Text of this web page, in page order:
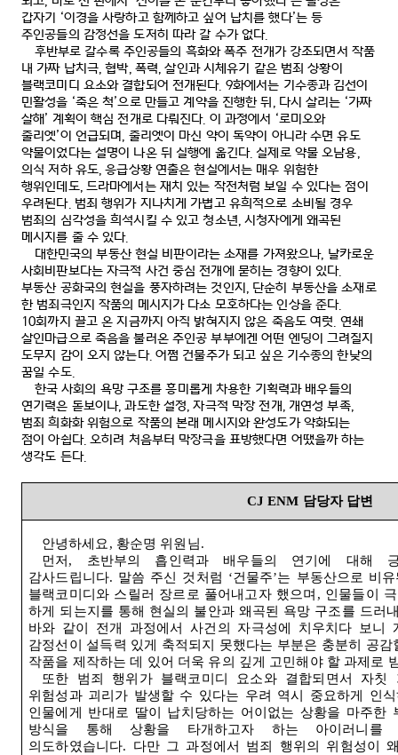
갑자기 ‘이경을 사랑하고 함께하고 싶어 납치를 했다’는 등
주인공들의 감정선을 도저히 따라 갈 수가 없다.
후반부로 갈수록 주인공들의 흑화와 폭주 전개가 강조되면서 작품
내 가짜 납치극,협박, 폭력,살인과 시체유기 같은 범죄 상황이
블랙코미디 요소와 결합되어 전개된다. 9화에서는 기수종과 김선이
민활성을 ‘죽은 척’으로 만들고 계약을 진행한 뒤, 다시 살리는 ‘가짜
살해’ 계획이 핵심 전개로 다뤄진다. 이 과정에서 ‘로미오와
줄리엣’이 언급되며, 줄리엣이 마신 약이 독약이 아니라 수면 유도
약물이었다는 설명이 나온 뒤 실행에 옮긴다.실제로 약물 오남용,
의식 저하 유도,응급상황 연출은 현실에서는 매우 위험한
행위인데도, 드라마에서는 재치 있는 작전처럼 보일 수 있다는 점이
우려된다. 범죄 행위가 지나치게 가볍고 유희적으로 소비될 경우
범죄의 심각성을 희석시킬 수 있고 청소년,시청자에게 왜곡된
메시지를 줄 수 있다.
대한민국의 부동산 현실 비판이라는 소재를 가져왔으나, 날카로운
사회비판보다는 자극적 사건 중심 전개에 묻히는 경향이 있다.
부동산 공화국의 현실을 풍자하려는 것인지, 단순히 부동산을 소재로
한 범죄극인지 작품의 메시지가 다소 모호하다는 인상을 준다.
10회까지 끌고 온 지금까지 아직 밝혀지지 않은 죽음도 여럿 연쇄
살인마급으로 죽음을 불러온 주인공 부부에겐 어떤 엔딩이 그려질지
도무지 감이 오지 않는다. 어쩜 건물주가 되고 싶은 기수종의 한낮의
꿈일 수도.
한국 사회의 욕망 구조를 흥미롭게 차용한 기획력과 배우들의
연기력은 돋보이나,과도한 설정,자극적 막장 전개, 개연성 부족,
범죄 희화화 위험으로 작품의 본래 메시지와 완성도가 약화되는
점이 아쉽다.오히려 처음부터 막장극을 표방했다면 어땠을까 하는
생각도 든다.
CJ ENM 담당자 답변
안녕하세요 , 황순명 위원님.
먼저 , 초반부의 흡인력과 배우들의 연기에 대해
감사드립니다. 말씀 주신 것처럼 ‘건물주’는 부동산으로 비
블랙코미디와 스릴러 장르로 풀어내고자 했으며 , 인물들이
하게 되는지를 통해 현실의 불안과 왜곡된 욕망 구조를 드러
바와 같이 전개 과정에서 사건의 자극성에 치우치다 보니
감정선이 설득력 있게 축적되지 못했다는 부분은 충분히 공
작품을 제작하는 데 있어 더욱 유의 깊게 고민해야 할 과제로
또한 범죄 행위가 블랙코미디 요소와 결합되면서 자칫
위험성과 괴리가 발생할 수 있다는 우려 역시 중요하게 인
인물에게 반대로 딸이 납치당하는 어이없는 상황을 마주한
방식을 통해 상황을 타개하고자 하는 아이러니를
의도하였습니다. 다만 그 과정에서 범죄 행위의 위험성이